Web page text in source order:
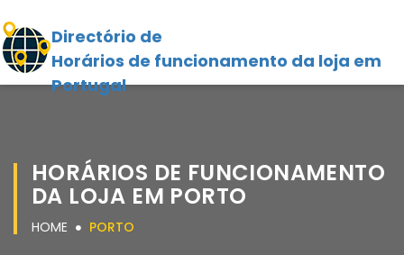
Directório de
Horários de funcionamento da loja em
Portugal
HORÁRIOS DE FUNCIONAMENTO
DA LOJA EM PORTO
HOME PORTO